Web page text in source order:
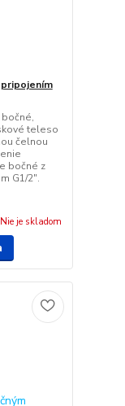
pripojením
teleso
čelnou
bočné z
G1/2".
Nie je skladom